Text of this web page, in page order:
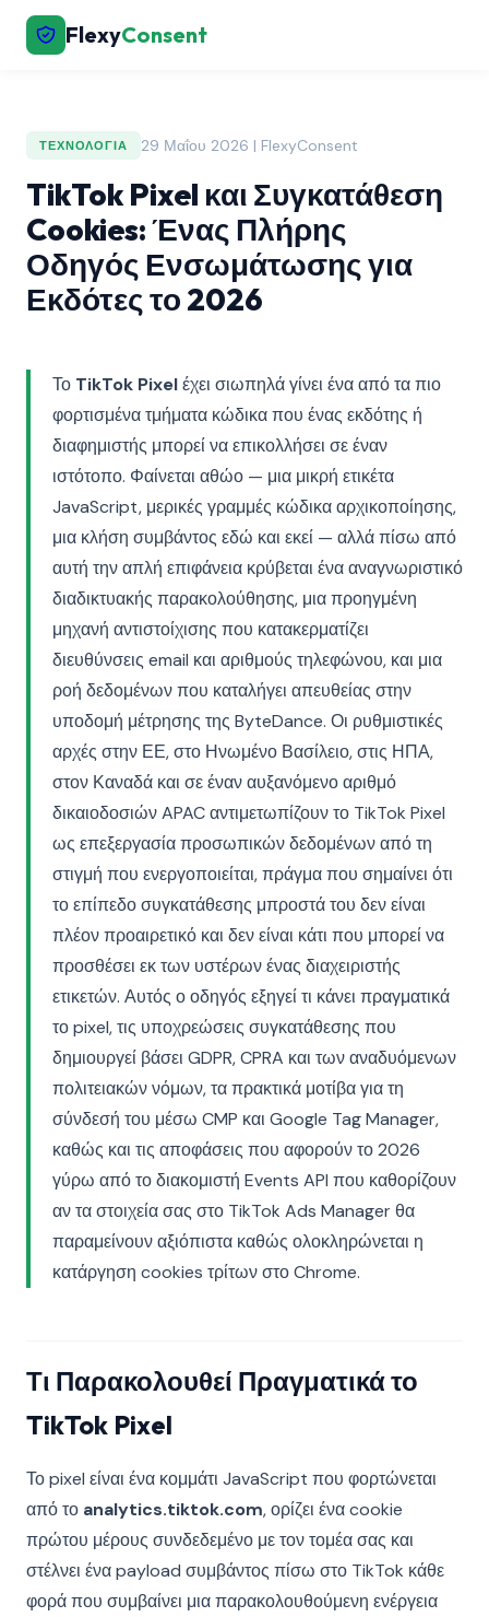
FlexyConsent
ΤΕΧΝΟΛΟΓΊΑ 29 Μαΐου 2026 | FlexyConsent
TikTok Pixel και Συγκατάθεση
Cookies: Ένας Πλήρης
Οδηγός Ενσωμάτωσης για
Εκδότες το 2026
Το TikTok Pixelέχει σιωπηλά γίνει ένα από τα πιο
φορτισμένα τμήματα κώδικα που ένας εκδότης ή
διαφημιστής μπορεί να επικολλήσει σε έναν
ιστότοπο. Φαίνεται αθώο — μια μικρή ετικέτα
JavaScript, μερικές γραμμές κώδικα αρχικοποίησης,
μια κλήση συμβάντος εδώ και εκεί — αλλά πίσω από
αυτή την απλή επιφάνεια κρύβεται ένα αναγνωριστικό
διαδικτυακής παρακολούθησης, μια προηγμένη
μηχανή αντιστοίχισης που κατακερματίζει
διευθύνσεις email και αριθμούς τηλεφώνου, και μια
ροή δεδομένων που καταλήγει απευθείας στην
υποδομή μέτρησης της ByteDance. Οι ρυθμιστικές
αρχές στην ΕΕ, στο Ηνωμένο Βασίλειο, στις ΗΠΑ,
στον Καναδά και σε έναν αυξανόμενο αριθμό
δικαιοδοσιών APAC αντιμετωπίζουν το TikTok Pixel
ως επεξεργασία προσωπικών δεδομένων από τη
στιγμή που ενεργοποιείται, πράγμα που σημαίνει ότι
το επίπεδο συγκατάθεσης μπροστά του δεν είναι
πλέον προαιρετικό και δεν είναι κάτι που μπορεί να
προσθέσει εκ των υστέρων ένας διαχειριστής
ετικετών. Αυτός ο οδηγός εξηγεί τι κάνει πραγματικά
το pixel, τις υποχρεώσεις συγκατάθεσης που
δημιουργεί βάσει GDPR, CPRA και των αναδυόμενων
πολιτειακών νόμων, τα πρακτικά μοτίβα για τη
σύνδεσή του μέσω CMP και Google Tag Manager,
καθώς και τις αποφάσεις που αφορούν το 2026
γύρω από το διακομιστή Events API που καθορίζουν
αν τα στοιχεία σας στο TikTok Ads Manager θα
παραμείνουν αξιόπιστα καθώς ολοκληρώνεται η
κατάργηση cookies τρίτων στο Chrome.
Τι Παρακολουθεί Πραγματικά το
TikTok Pixel
Το pixel είναι ένα κομμάτι JavaScript που φορτώνεται
από το analytics.tiktok.com, ορίζει ένα cookie
πρώτου μέρους συνδεδεμένο με τον τομέα σας και
στέλνει ένα payload συμβάντος πίσω στο TikTok κάθε
φορά που συμβαίνει μια παρακολουθούμενη ενέργεια